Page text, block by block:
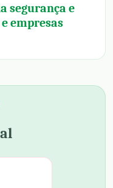
segurança e
empresas